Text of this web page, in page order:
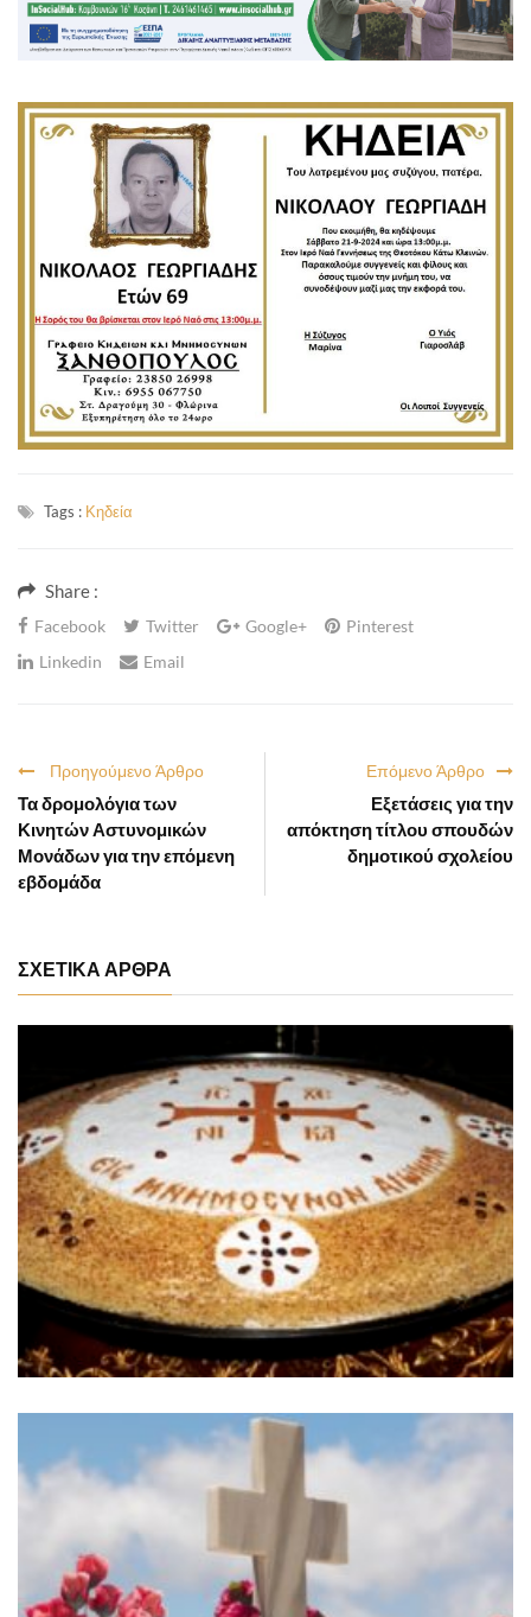
Tags : Κηδεία
Share :
Facebook Twitter Google+
Pinterest
Linkedin
Email
Επόμενο Άρθρο
Εξετάσεις για την
απόκτηση τίτλου σπουδών
δημοτικού σχολείου
Προηγούμενο Άρθρο
Τα δρομολόγια των
Κινητών Αστυνομικών
Μονάδων για την επόμενη
εβδομάδα
ΣΧΕΤΙΚΑ ΑΡΘΡΑ